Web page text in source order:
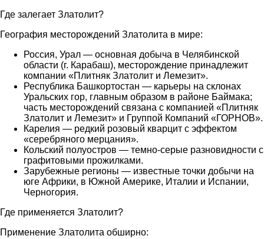
Где залегает Златолит?
География месторождений Златолита в мире:
Россия, Урал — основная добыча в Челябинской
области (г. Карабаш), месторождение принадлежит
компании «Плитняк Златолит и Лемезит».
Республика Башкортостан — карьеры на склонах
Уральских гор, главным образом в районе Баймака;
часть месторождений связана с компанией «Плитняк
Златолит и Лемезит» и Группой Компаний «ГОРНОВ».
Карелия — редкий розовый кварцит с эффектом
«серебряного мерцания».
Кольский полуостров — темно-серые разновидности с
графитовыми прожилками.
Зарубежные регионы — известные точки добычи на
юге Африки, в Южной Америке, Италии и Испании,
Черногория.
Где применяется Златолит?
Применение Златолита обширно: